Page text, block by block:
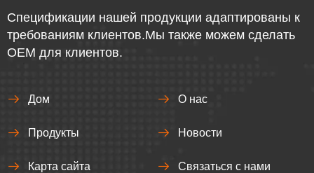
Спецификации нашей продукции адаптированы к
требованиям клиентов.Мы также можем сделать
OEM для клиентов.
Дом О нас
Продукты Новости
Карта сайта Связаться с нами